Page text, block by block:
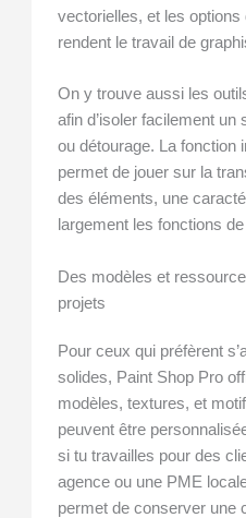
vectorielles, et les options
rendent le travail de
On y trouve aussi les
afin d’isoler facilement un
ou détourage. La fonction
permet de jouer sur la
des éléments, une
largement les fonctions
Des modèles et
projets
Pour ceux qui préfèrent
solides, Paint Shop Pro
modèles, textures, et
peuvent être
si tu travailles pour des
agence ou une PME
permet de conserver une